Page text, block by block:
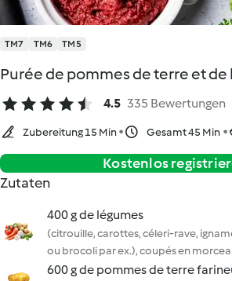
TM7 TM6 TM5
Purée de pommes de terre et de
4.5 335 Bewertungen
Zubereitung 15 Min Gesamt 45 Min
Kostenlos
Zutaten
400 g de légumes
(citrouille, carottes, céleri-rave,
ou brocoli par ex.), coupés en
600 g de pommes de terre